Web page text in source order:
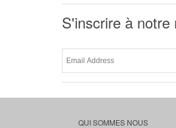
S'inscrire à notre
QUI SOMMES NOUS